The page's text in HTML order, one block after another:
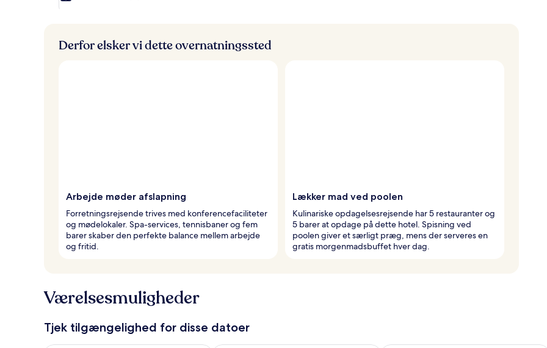
Derfor elsker vi dette overnatningssted
Arbejde møder afslapning
Forretningsrejsende trives med konferencefaciliteter
og mødelokaler. Spa-services, tennisbaner og fem
barer skaber den perfekte balance mellem arbejde
og fritid.
Lækker mad ved poolen
Kulinariske opdagelsesrejsende har 5 restauranter og
5 barer at opdage på dette hotel. Spisning ved
poolen giver et særligt præg, mens der serveres en
gratis morgenmadsbuffet hver dag.
Værelsesmuligheder
Tjek tilgængelighed for disse datoer